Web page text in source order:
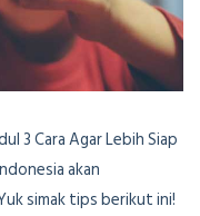
3 Cara Agar Lebih Siap
akan
simak tips berikut ini!